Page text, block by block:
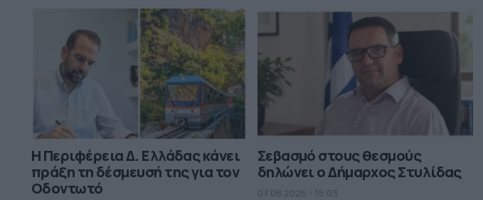
Η Περιφέρεια Δ. Ελλάδας κάνει
πράξη τη δέσμευσή της για τον
Οδοντωτό
Σεβασμό στους θεσμούς
δηλώνει ο Δήμαρχος Στυλίδας
07.08.2026 - 15.03